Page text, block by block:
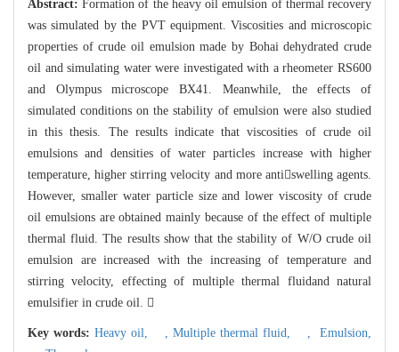
Abstract:Formation of the heavy oil emulsion of thermal recovery
was simulated by the PVT equipment. Viscosities and microscopic
properties of crude oil emulsion made by Bohai dehydrated crude
oil and simulating water were investigated with a rheometer RS600
and Olympus microscope BX41. Meanwhile, the effects of
simulated conditions on the stability of emulsion were also studied
in this thesis. The results indicate that viscosities of crude oil
emulsions and densities of water particles increase with higher
temperature, higher stirring velocity and more antiswelling agents.
However, smaller water particle size and lower viscosity of crude
oil emulsions are obtained mainly because of the effect of multiple
thermal fluid. The results show that the stability of W/O crude oil
emulsion are increased with the increasing of temperature and
stirring velocity, effecting of multiple thermal fluidand natural
emulsifier in crude oil. 
Key words: Heavy oil, , Multiple thermal fluid, ,
Emulsion,